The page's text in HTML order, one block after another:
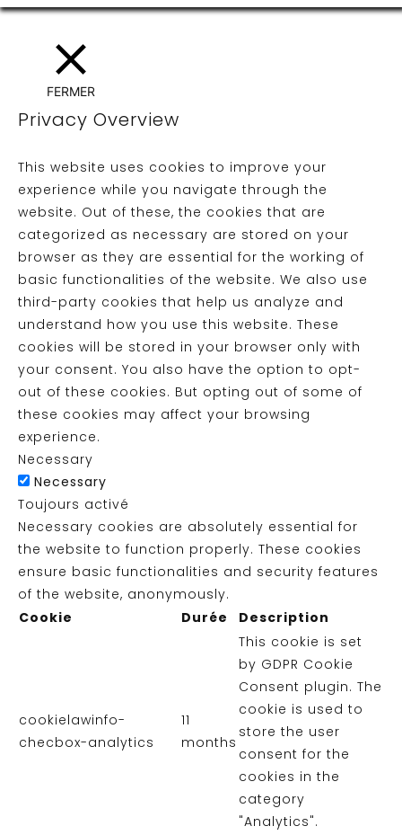
FERMER
Privacy Overview
This website uses cookies to improve your
experience while you navigate through the
website. Out of these, the cookies that are
categorized as necessary are stored on your
browser as they are essential for the working of
basic functionalities of the website. We also use
third-party cookies that help us analyze and
understand how you use this website. These
cookies will be stored in your browser only with
your consent. You also have the option to opt-
out of these cookies. But opting out of some of
these cookies may affect your browsing
experience.
Necessary
Necessary
Toujours activé
Necessary cookies are absolutely essential for
the website to function properly. These cookies
ensure basic functionalities and security features
of the website, anonymously.
Cookie
Durée Description
cookielawinfo-
checbox-analytics
11
months
This cookie is set
by GDPR Cookie
Consent plugin. The
cookie is used to
store the user
consent for the
cookies in the
category
"Analytics".